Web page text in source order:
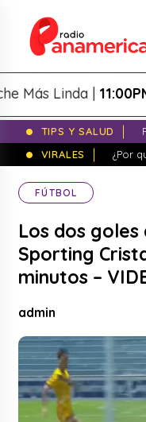
Linda |11:00PM -
TIPS Y SALUD
VIRALES
¿Por
FÚTBOL
Los dos
Sporting
minutos –
admin